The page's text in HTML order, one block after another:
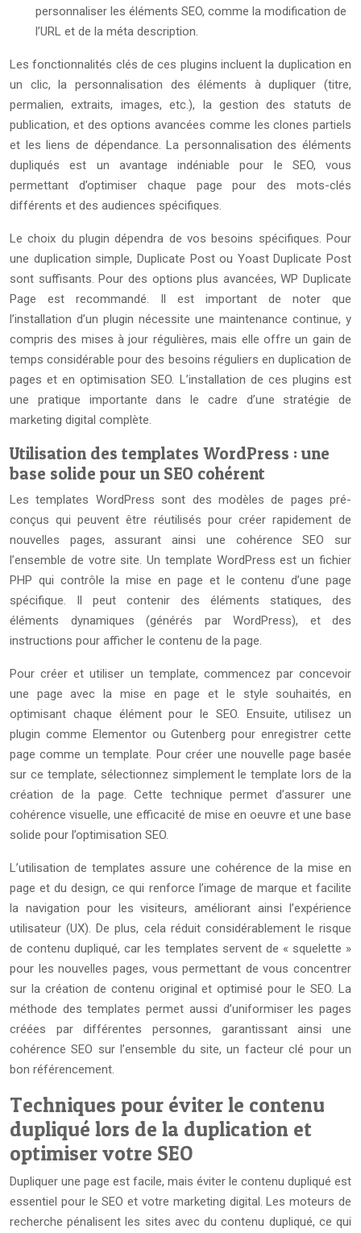
personnaliser les éléments SEO, comme la modification de
l’URL et de la méta description.
Les fonctionnalités clés de ces plugins incluent la duplication en
un clic, la personnalisation des éléments à dupliquer (titre,
permalien, extraits, images, etc.), la gestion des statuts de
publication, et des options avancées comme les clones partiels
et les liens de dépendance. La personnalisation des éléments
dupliqués est un avantage indéniable pour le SEO, vous
permettant d’optimiser chaque page pour des mots-clés
différents et des audiences spécifiques.
Le choix du plugin dépendra de vos besoins spécifiques. Pour
une duplication simple, Duplicate Post ou Yoast Duplicate Post
sont suffisants. Pour des options plus avancées, WP Duplicate
Page est recommandé. Il est important de noter que
l’installation d’un plugin nécessite une maintenance continue, y
compris des mises à jour régulières, mais elle offre un gain de
temps considérable pour des besoins réguliers en duplication de
pages et en optimisation SEO. L’installation de ces plugins est
une pratique importante dans le cadre d’une stratégie de
marketing digital complète.
Utilisation des templates WordPress : une
base solide pour un SEO cohérent
Les templates WordPress sont des modèles de pages pré-
conçus qui peuvent être réutilisés pour créer rapidement de
nouvelles pages, assurant ainsi une cohérence SEO sur
l’ensemble de votre site. Un template WordPress est un fichier
PHP qui contrôle la mise en page et le contenu d’une page
spécifique. Il peut contenir des éléments statiques, des
éléments dynamiques (générés par WordPress), et des
instructions pour afficher le contenu de la page.
Pour créer et utiliser un template, commencez par concevoir
une page avec la mise en page et le style souhaités, en
optimisant chaque élément pour le SEO. Ensuite, utilisez un
plugin comme Elementor ou Gutenberg pour enregistrer cette
page comme un template. Pour créer une nouvelle page basée
sur ce template, sélectionnez simplement le template lors de la
création de la page. Cette technique permet d’assurer une
cohérence visuelle, une efficacité de mise en oeuvre et une base
solide pour l’optimisation SEO.
L’utilisation de templates assure une cohérence de la mise en
page et du design, ce qui renforce l’image de marque et facilite
la navigation pour les visiteurs, améliorant ainsi l’expérience
utilisateur (UX). De plus, cela réduit considérablement le risque
de contenu dupliqué, car les templates servent de « squelette »
pour les nouvelles pages, vous permettant de vous concentrer
sur la création de contenu original et optimisé pour le SEO. La
méthode des templates permet aussi d’uniformiser les pages
créées par différentes personnes, garantissant ainsi une
cohérence SEO sur l’ensemble du site, un facteur clé pour un
bon référencement.
Techniques pour éviter le contenu
dupliqué lors de la duplication et
optimiser votre SEO
Dupliquer une page est facile, mais éviter le contenu dupliqué est
essentiel pour le SEO et votre marketing digital. Les moteurs de
recherche pénalisent les sites avec du contenu dupliqué, ce qui